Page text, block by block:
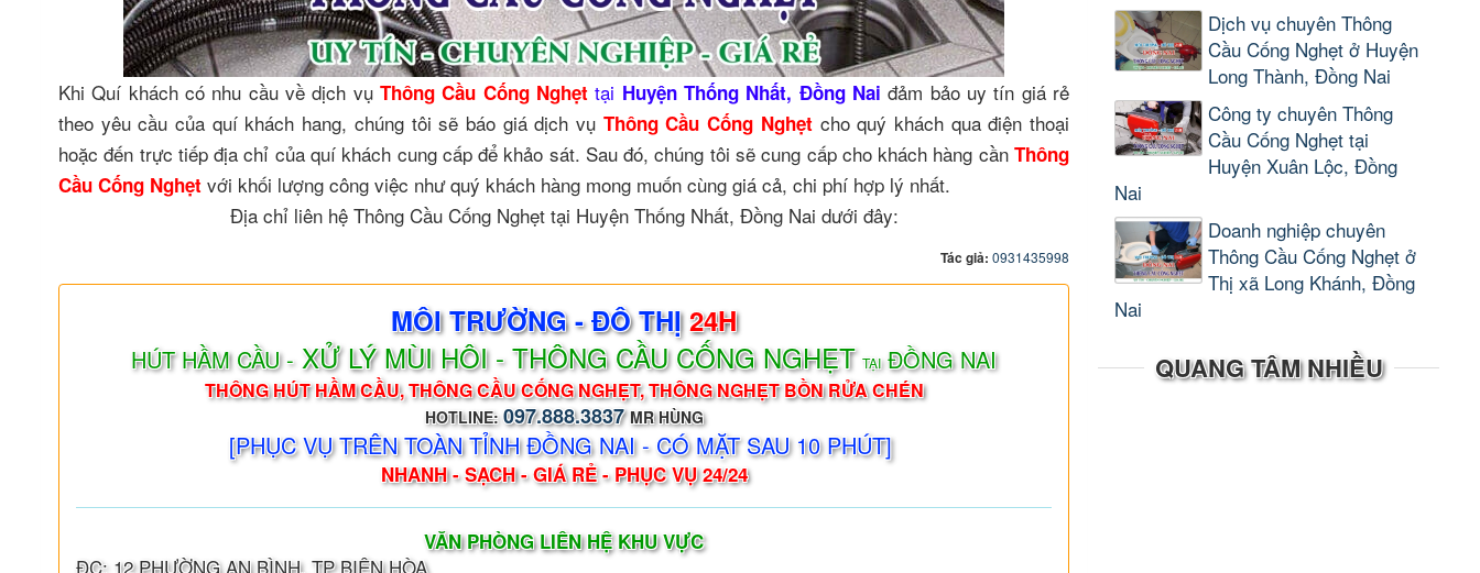
Khi Quí khách có nhu cầu về dịch vụ Thông Cầu Cống Nghẹttại Huyện Thống Nhất, Đồng Naiđảm bảo uy tín giá rẻ
theo yêu cầu của quí khách hang, chúng tôi sẽ báo giá dịch vụ Thông Cầu Cống Nghẹt cho quý khách qua điện thoại
hoặc đến trực tiếp địa chỉ của quí khách cung cấp để khảo sát. Sau đó, chúng tôi sẽ cung cấp cho khách hàng cần Thông
Cầu Cống Nghẹt với khối lượng công việc như quý khách hàng mong muốn cùng giá cả, chi phí hợp lý nhất.
Địa chỉ liên hệ Thông Cầu Cống Nghẹt tại Huyện Thống Nhất, Đồng Nai dưới đây:
Tác giả: 0931435998
MÔI TRƯỜNG - ĐÔ THỊ24H
HÚT HẦM CẦU - XỬ LÝ MÙI HÔI - THÔNG CẦU CỐNG NGHẸT TẠIĐỒNG NAI
THÔNG HÚT HẦM CẦU, THÔNG CẦU CỐNG NGHẸT, THÔNG NGHẸT BỒN RỬA CHÉN
HOTLINE:097.888.3837 MR HÙNG
[PHỤC VỤ TRÊN TOÀN TỈNH ĐỒNG NAI - CÓ MẶT SAU 10 PHÚT]
NHANH - SẠCH - GIÁ RẺ - PHỤC VỤ 24/24
VĂN PHÒNG LIÊN HỆ KHU VỰC
ĐC: 12 PHƯỜNG AN BÌNH, TP BIÊN HÒA
Dịch vụ chuyên Thông
Cầu Cống Nghẹt ở Huyện
Long Thành, Đồng Nai
Công ty chuyên Thông
Cầu Cống Nghẹt tại
Huyện Xuân Lộc, Đồng
Nai
Doanh nghiệp chuyên
Thông Cầu Cống Nghẹt ở
Thị xã Long Khánh, Đồng
Nai
QUANG TÂM NHIỀU